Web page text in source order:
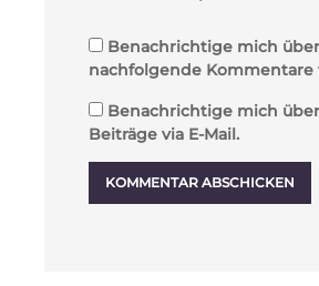
Benachrichtige mich über
nachfolgende Kommentare
Benachrichtige mich
Beiträge via E-Mail.